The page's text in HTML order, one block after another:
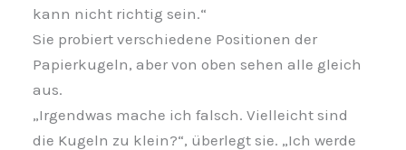
kann nicht richtig sein.“
Sie probiert verschiedene Positionen der
Papierkugeln, aber von oben sehen alle gleich
aus.
„Irgendwas mache ich falsch. Vielleicht sind
die Kugeln zu klein?“, überlegt sie. „Ich werde